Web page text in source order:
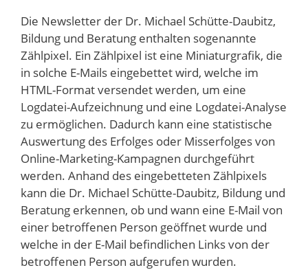
Die Newsletter der Dr. Michael Schütte-Daubitz,
Bildung und Beratung enthalten sogenannte
Zählpixel. Ein Zählpixel ist eine Miniaturgrafik, die
in solche E-Mails eingebettet wird, welche im
HTML-Format versendet werden, um eine
Logdatei-Aufzeichnung und eine Logdatei-Analyse
zu ermöglichen. Dadurch kann eine statistische
Auswertung des Erfolges oder Misserfolges von
Online-Marketing-Kampagnen durchgeführt
werden. Anhand des eingebetteten Zählpixels
kann die Dr. Michael Schütte-Daubitz, Bildung und
Beratung erkennen, ob und wann eine E-Mail von
einer betroffenen Person geöffnet wurde und
welche in der E-Mail befindlichen Links von der
betroffenen Person aufgerufen wurden.